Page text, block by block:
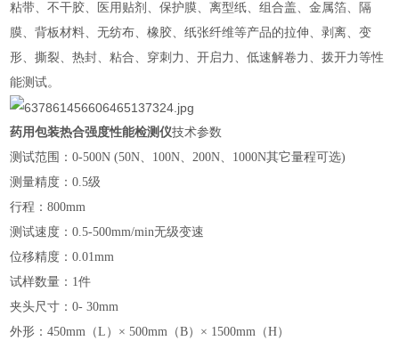
粘带、不干胶、医用贴剂、保护膜、离型纸、组合盖、金属箔、隔
膜、背板材料、无纺布、橡胶、纸张纤维等产品的拉伸、剥离、变
形、撕裂、热封、粘合、穿刺力、开启力、低速解卷力、拨开力等性
能测试。
药用包装热合强度性能检测仪技术参数
测试范围：0-500N (50N、 100N、200N、1000N其它量程可选)
测量精度：0.5级
行程：800mm
测试速度：0.5-500mm/min无级变速
位移精度：0.01mm
试样数量：1件
夹头尺寸：0-30mm
外形：450mm（L）× 500mm（B）× 1500mm（H）